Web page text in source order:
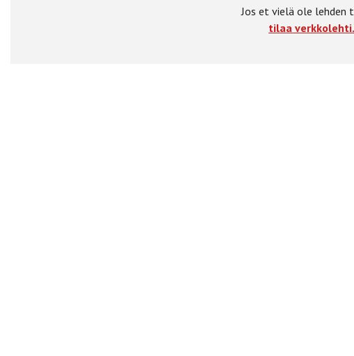
Jos et vielä ole lehden
tilaa verkkolehti.